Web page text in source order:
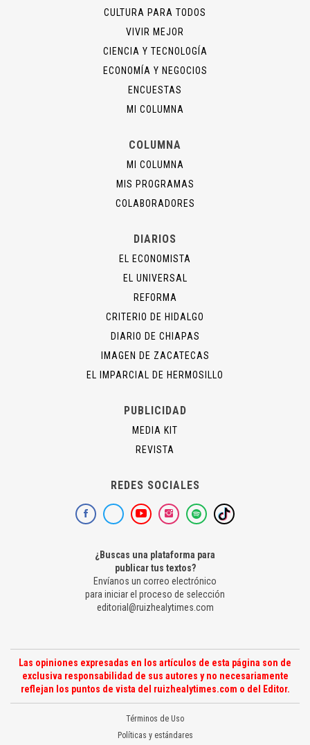
CULTURA PARA TODOS
VIVIR MEJOR
CIENCIA Y TECNOLOGÍA
ECONOMÍA Y NEGOCIOS
ENCUESTAS
MI COLUMNA
COLUMNA
MI COLUMNA
MIS PROGRAMAS
COLABORADORES
DIARIOS
EL ECONOMISTA
EL UNIVERSAL
REFORMA
CRITERIO DE HIDALGO
DIARIO DE CHIAPAS
IMAGEN DE ZACATECAS
EL IMPARCIAL DE HERMOSILLO
PUBLICIDAD
MEDIA KIT
REVISTA
REDES SOCIALES
¿Buscas una plataforma para
publicar tus textos?
Envíanos un correo electrónico
para iniciar el proceso de selección
editorial@ruizhealytimes.com
Las opiniones expresadas en los artículos de esta página son de
exclusiva responsabilidad de sus autores y no necesariamente
reflejan los puntos de vista del ruizhealytimes.com o del Editor.
Términos de Uso
Políticas y estándares